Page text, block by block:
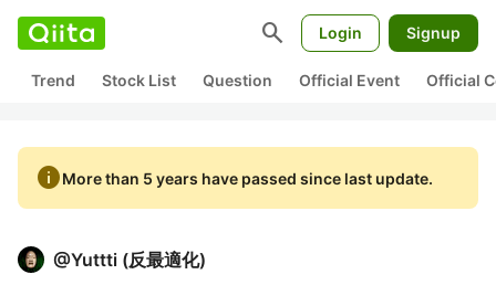
search Login Signup
Trend Stock List Question Official Event Official
infoMore than 5 years have passed since last update.
@Yuttti (反最適化)